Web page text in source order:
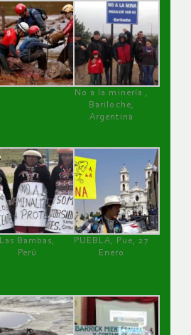
No a la minería ,
Bariloche,
Argentina
Las Bambas,
Perú
PUEBLA, Pue, 27
Enero